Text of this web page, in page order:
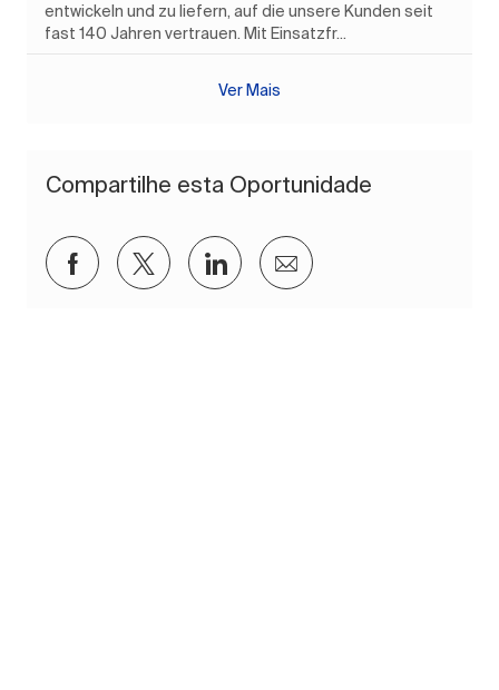
entwickeln und zu liefern, auf die unsere Kunden seit
fast 140 Jahren vertrauen. Mit Einsatzfr...
Ver Mais
Compartilhe esta Oportunidade
Compartilhar via Facebook
Compartilhar via twitter
Compartilhar via LinkedIn
Compartilhar por